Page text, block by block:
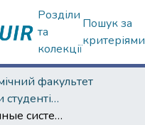
Розділи
та
колекції
Пошук за
критеріями
факультет
Наукові роботи студентів та аспірантів. Економічний факультет
Информационные системы и технологии в аудите